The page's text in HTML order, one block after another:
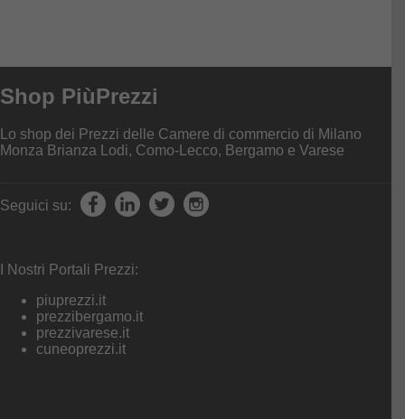
Shop PiùPrezzi
Lo shop dei Prezzi delle Camere di commercio di Milano
Monza Brianza Lodi, Como-Lecco, Bergamo e Varese
Seguici su:
I Nostri Portali Prezzi:
piuprezzi.it
prezzibergamo.it
prezzivarese.it
cuneoprezzi.it